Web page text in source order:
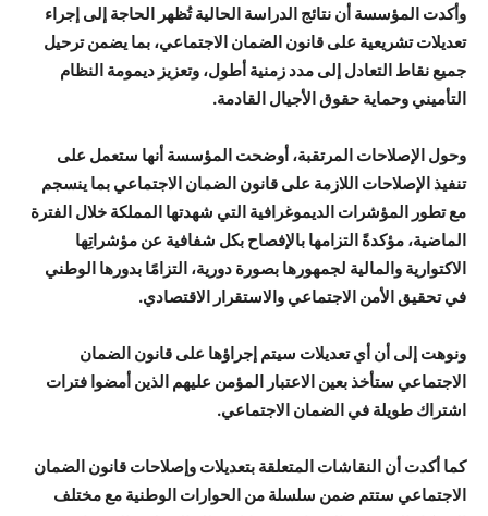
وأكدت المؤسسة أن نتائج الدراسة الحالية تُظهر الحاجة إلى إجراء
تعديلات تشريعية على قانون الضمان الاجتماعي، بما يضمن ترحيل
جميع نقاط التعادل إلى مدد زمنية أطول، وتعزيز ديمومة النظام
التأميني وحماية حقوق الأجيال القادمة.
وحول الإصلاحات المرتقبة، أوضحت المؤسسة أنها ستعمل على
تنفيذ الإصلاحات اللازمة على قانون الضمان الاجتماعي بما ينسجم
مع تطور المؤشرات الديموغرافية التي شهدتها المملكة خلال الفترة
الماضية، مؤكدةً التزامها بالإفصاح بكل شفافية عن مؤشراتِها
الاكتوارية والمالية لجمهورها بصورة دورية، التزامًا بدورها الوطني
في تحقيق الأمن الاجتماعي والاستقرار الاقتصادي.
ونوهت إلى أن أي تعديلات سيتم إجراؤها على قانون الضمان
الاجتماعي ستأخذ بعين الاعتبار المؤمن عليهم الذين أمضوا فترات
اشتراك طويلة في الضمان الاجتماعي.
كما أكدت أن النقاشات المتعلقة بتعديلات وإصلاحات قانون الضمان
الاجتماعي ستتم ضمن سلسلة من الحوارات الوطنية مع مختلف